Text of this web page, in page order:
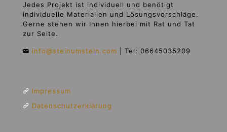
Jedes Projekt ist individuell und benötigt
individuelle Materialien und Lösungsvorschläge.
Gerne stehen wir Ihnen hierbei mit Rat und Tat
zur Seite.
info@steinumstein.com Tel: 06645035209
Impressum
Datenschutzerklärung